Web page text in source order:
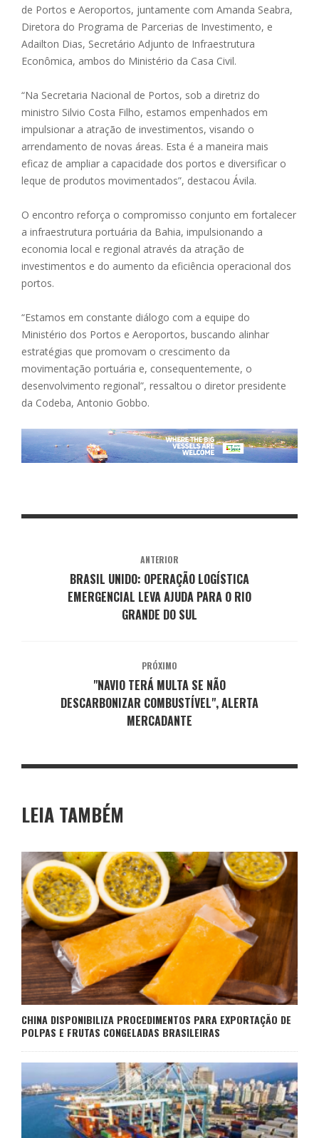
de Portos e Aeroportos, juntamente com Amanda Seabra,
Diretora do Programa de Parcerias de Investimento, e
Adailton Dias, Secretário Adjunto de Infraestrutura
Econômica, ambos do Ministério da Casa Civil.
“Na Secretaria Nacional de Portos, sob a diretriz do
ministro Silvio Costa Filho, estamos empenhados em
impulsionar a atração de investimentos, visando o
arrendamento de novas áreas. Esta é a maneira mais
eficaz de ampliar a capacidade dos portos e diversificar o
leque de produtos movimentados”, destacou Ávila.
O encontro reforça o compromisso conjunto em fortalecer
a infraestrutura portuária da Bahia, impulsionando a
economia local e regional através da atração de
investimentos e do aumento da eficiência operacional dos
portos.
“Estamos em constante diálogo com a equipe do
Ministério dos Portos e Aeroportos, buscando alinhar
estratégias que promovam o crescimento da
movimentação portuária e, consequentemente, o
desenvolvimento regional”, ressaltou o diretor presidente
da Codeba, Antonio Gobbo.
ANTERIOR
BRASIL UNIDO: OPERAÇÃO LOGÍSTICA
EMERGENCIAL LEVA AJUDA PARA O RIO
GRANDE DO SUL
PRÓXIMO
"NAVIO TERÁ MULTA SE NÃO
DESCARBONIZAR COMBUSTÍVEL", ALERTA
MERCADANTE
LEIA TAMBÉM
CHINA DISPONIBILIZA PROCEDIMENTOS PARA EXPORTAÇÃO DE
POLPAS E FRUTAS CONGELADAS BRASILEIRAS